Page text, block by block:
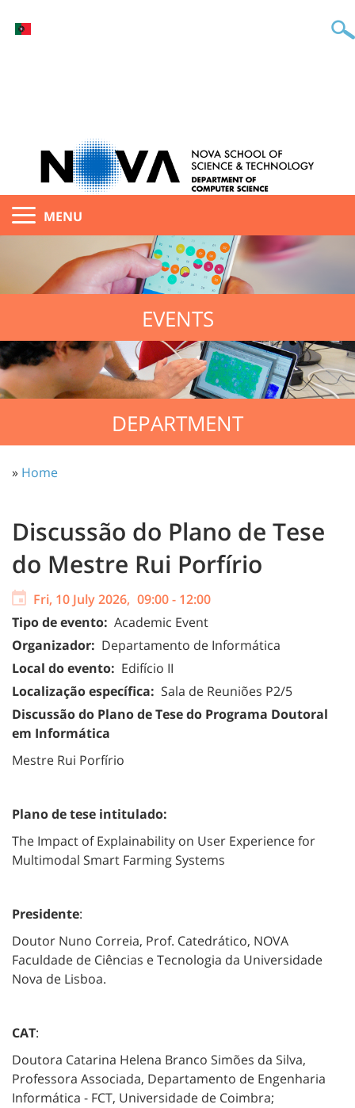
MENU
EVENTS
DEPARTMENT
» Home
Discussão do Plano de Tese
do Mestre Rui Porfírio
Fri, 10 July 2026, 09:00- 12:00
Tipo de evento: Academic Event
Organizador: Departamento de Informática
Local do evento: Edifício II
Localização específica: Sala de Reuniões P2/5
Discussão do Plano de Tese do Programa Doutoral
em Informática
Mestre Rui Porfírio
Plano de tese intitulado:
The Impact of Explainability on User Experience for
Multimodal Smart Farming Systems
Presidente:
Doutor Nuno Correia, Prof. Catedrático, NOVA
Faculdade de Ciências e Tecnologia da Universidade
Nova de Lisboa.
CAT:
Doutora Catarina Helena Branco Simões da Silva,
Professora Associada, Departamento de Engenharia
Informática - FCT, Universidade de Coimbra;